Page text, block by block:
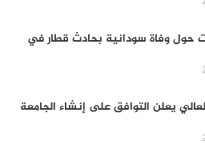
حول وفاة سودانية بحادث قطار في
يعلن التوافق على إنشاء الجامعة